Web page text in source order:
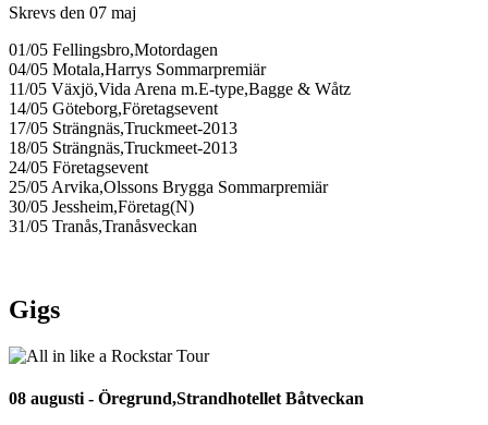
Skrevs den 07 maj
01/05 Fellingsbro,Motordagen
04/05 Motala,Harrys Sommarpremiär
11/05 Växjö,Vida Arena m.E-type,Bagge & Wåtz
14/05 Göteborg,Företagsevent
17/05 Strängnäs,Truckmeet-2013
18/05 Strängnäs,Truckmeet-2013
24/05 Företagsevent
25/05 Arvika,Olssons Brygga Sommarpremiär
30/05 Jessheim,Företag(N)
31/05 Tranås,Tranåsveckan
Gigs
08 augusti - Öregrund,Strandhotellet Båtveckan